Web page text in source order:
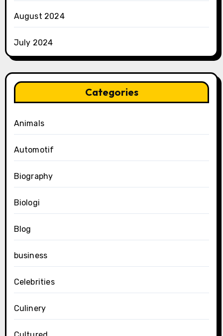
August 2024
July 2024
Categories
Animals
Automotif
Biography
Biologi
Blog
business
Celebrities
Culinery